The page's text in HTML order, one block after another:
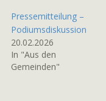
Pressemitteilung –
Podiumsdiskussion
20.02.2026
In "Aus den
Gemeinden"